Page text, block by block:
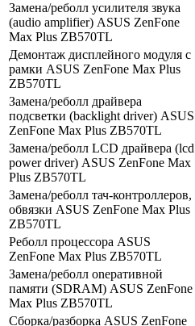
Замена/реболл усилителя звука
(audio amplifier) ASUS ZenFone
Max Plus ZB570TL
Демонтаж дисплейного модуля с
рамки ASUS ZenFone Max Plus
ZB570TL
Замена/реболл драйвера
подсветки (backlight driver) ASUS
ZenFone Max Plus ZB570TL
Замена/реболл LCD драйвера (lcd
power driver) ASUS ZenFone Max
Plus ZB570TL
Замена/реболл тач-контроллеров,
обвязки ASUS ZenFone Max Plus
ZB570TL
Реболл процессора ASUS
ZenFone Max Plus ZB570TL
Замена/реболл onepaтивной
памяти (SDRAM) ASUS ZenFone
Max Plus ZB570TL
Сборка/разборка ASUS ZenFone